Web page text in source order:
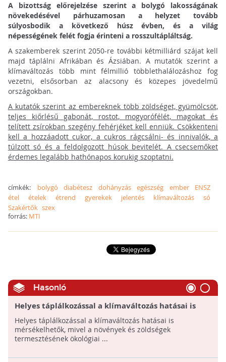
A bizottság előrejelzése szerint a bolygó lakosságának
növekedésével párhuzamosan a helyzet tovább
súlyosbodik a következő húsz évben, és a világ
népességének felét fogja érinteni a rosszultápláltság.
A szakemberek szerint 2050-re további kétmilliárd szájat kell
majd táplálni Afrikában és Ázsiában. A mutatók szerint a
klímaváltozás több mint félmillió többlethalálozáshoz fog
vezetni, elsősorban az alacsony és közepes jövedelmű
országokban.
A kutatók szerint az embereknek több zöldséget, gyümölcsöt,
teljes kiőrlésű gabonát, rostot, mogyorófélét, magokat és
telített zsírokban szegény fehérjéket kell enniük. Csökkenteni
kell a hozzáadott cukor, a cukros rágcsálni- és innivalók, a
túlzott só és a feldolgozott húsok bevitelét. A csecsemőket
érdemes legalább hathónapos korukig szoptatni.
címkék: bolygó diabétesz dohányzás egészség ember
ENSZ
étel
ételek étrend gyerekek jelentés klímaváltozás
só
Szakértők szex
forrás: MTI
Hasonló
Helyes táplálkozással a klímaváltozás hatásai is
mérsékelhetők
Helyes táplálkozással a klímaváltozás hatásai is
mérsékelhetők, mivel a növények és zöldségek
termesztésének ökológiai ...